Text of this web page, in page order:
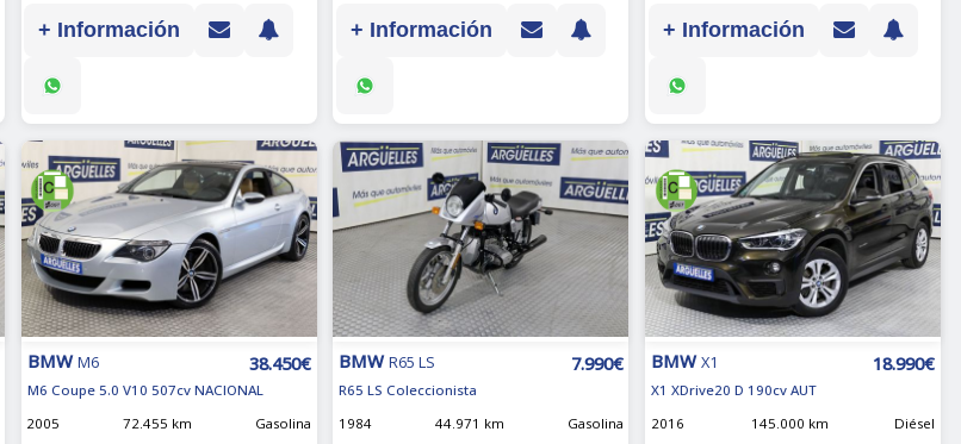
+ Información + Información + Información
BMW M6 38.450€
M6 Coupe 5.0 V10 507cv NACIONAL
2005
72.455 km Gasolina
BMW R65 LS 7.990€
R65 LS Coleccionista
1984
44.971 km Gasolina
BMW X1 18.990€
X1 XDrive20 D 190cv AUT
2016
145.000 km Diésel